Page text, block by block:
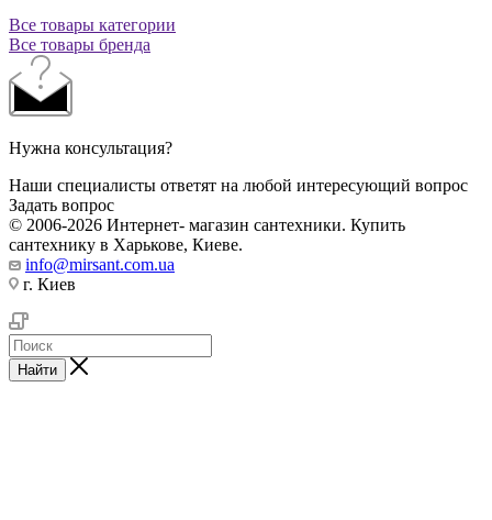
Все товары категории
Все товары бренда
Нужна консультация?
Наши специалисты ответят на любой интересующий вопрос
Задать вопрос
© 2006-2026 Интернет- магазин сантехники. Купить
сантехнику в Харькове, Киеве.
info@mirsant.com.ua
г. Киев
Найти